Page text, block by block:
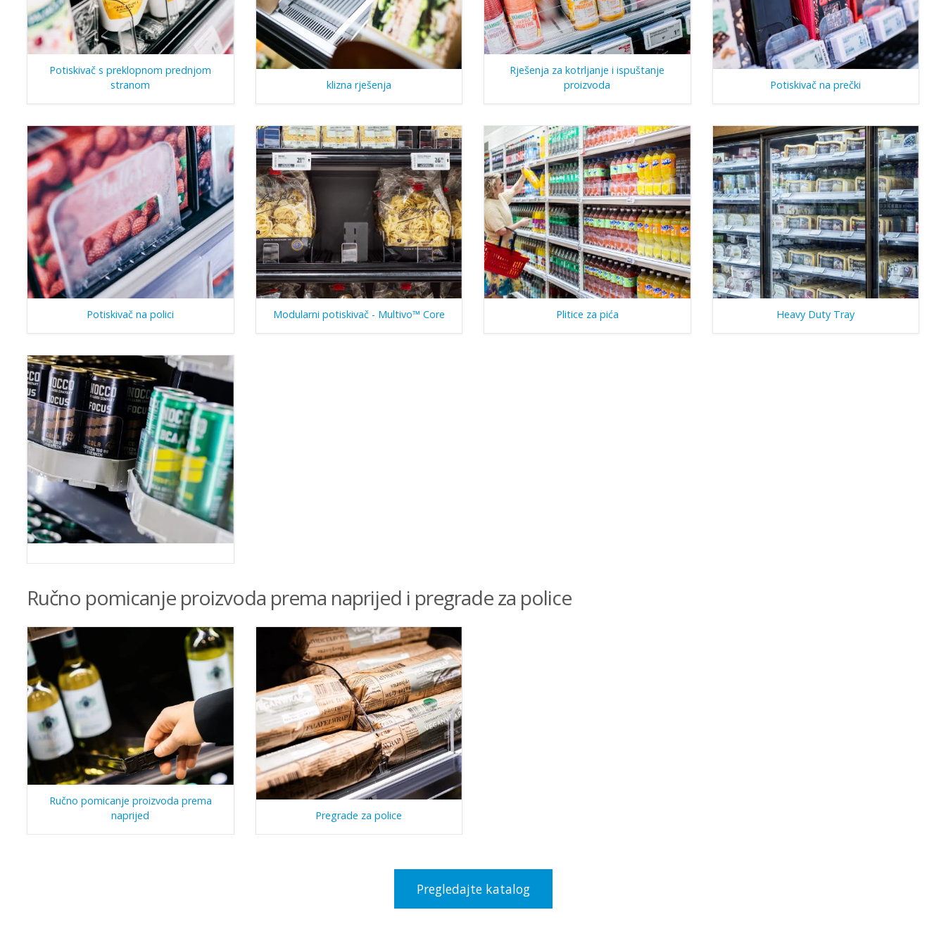
Potiskivač s preklopnom prednjom
stranom
klizna rješenja
Rješenja za kotrljanje i ispuštanje
proizvoda
Potiskivač na prečki
Potiskivač na polici Modularni potiskivač - Multivo™ Core Plitice za pića Heavy Duty Tray
Ručno pomicanje proizvoda prema naprijed i pregrade za police
Ručno pomicanje proizvoda prema
naprijed
Pregrade za police
Pregledajte katalog